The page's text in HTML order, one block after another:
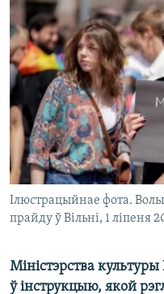
КУЛЬТУРА
КАЛЯНДАР
МОВА
НА ХВАЛЯХ СВАБОДЫ
Ілюстрацыйнае фота.
прайду ў Вільні, 1 ліпеня
Міністэрства
ў інструкцыю, якой